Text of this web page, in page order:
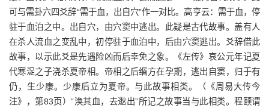
可与需卦六四爻辞“需于血，出自穴”作一对比。高亨云：需于血，停
驻于血泊之中。出自穴，由穴窦中逃出。此疑是古代故事。盖有人
在杀人流血之变乱中，初停驻于血泊中，后由穴窦逃出。爻辞借此
故事，以示此爻是先遇险凶而后幸免之象。《左传》哀公元年记夏
代寒浞之子浇杀夏帝相。帝相之后缗方在孕期，逃出自窦，归于有
仍，生少康。少康后立为夏帝。与此故事相类。（《周易大传今
注》，第83页）“涣其血，去逖出”所记之故事当与此相类。程颐谓